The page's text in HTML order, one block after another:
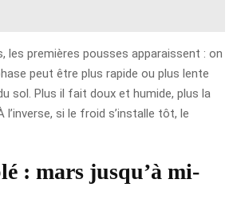
les premières pousses apparaissent : on
peut être plus rapide ou plus lente
sol. Plus il fait doux et humide, plus la
l’inverse, si le froid s’installe tôt, le
: mars jusqu’à mi-